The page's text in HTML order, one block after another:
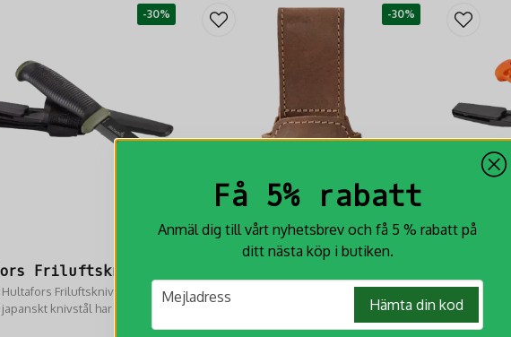
Friluftskniv
Friluftskniv ​som är gjort
knivstål har en
slipning och härdats till 58-60
-30%
Hultafors Yxhölster så att du kan bära med
dig din yxa i bältet och alltid ha den nära
-30%
BIO
Hultafors
Få 5% rabatt
Anmäl dig till vårt nyhetsbrev och få 5 % rabatt på
ditt nästa köp i butiken.
email
Mejladress Hämta din kod